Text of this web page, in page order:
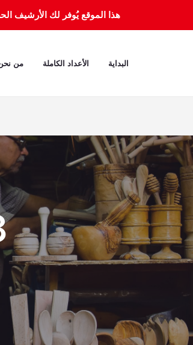
هذا الموقع يُوفر لك الأرشيف الحصري
البداية الأعداد الكاملة من